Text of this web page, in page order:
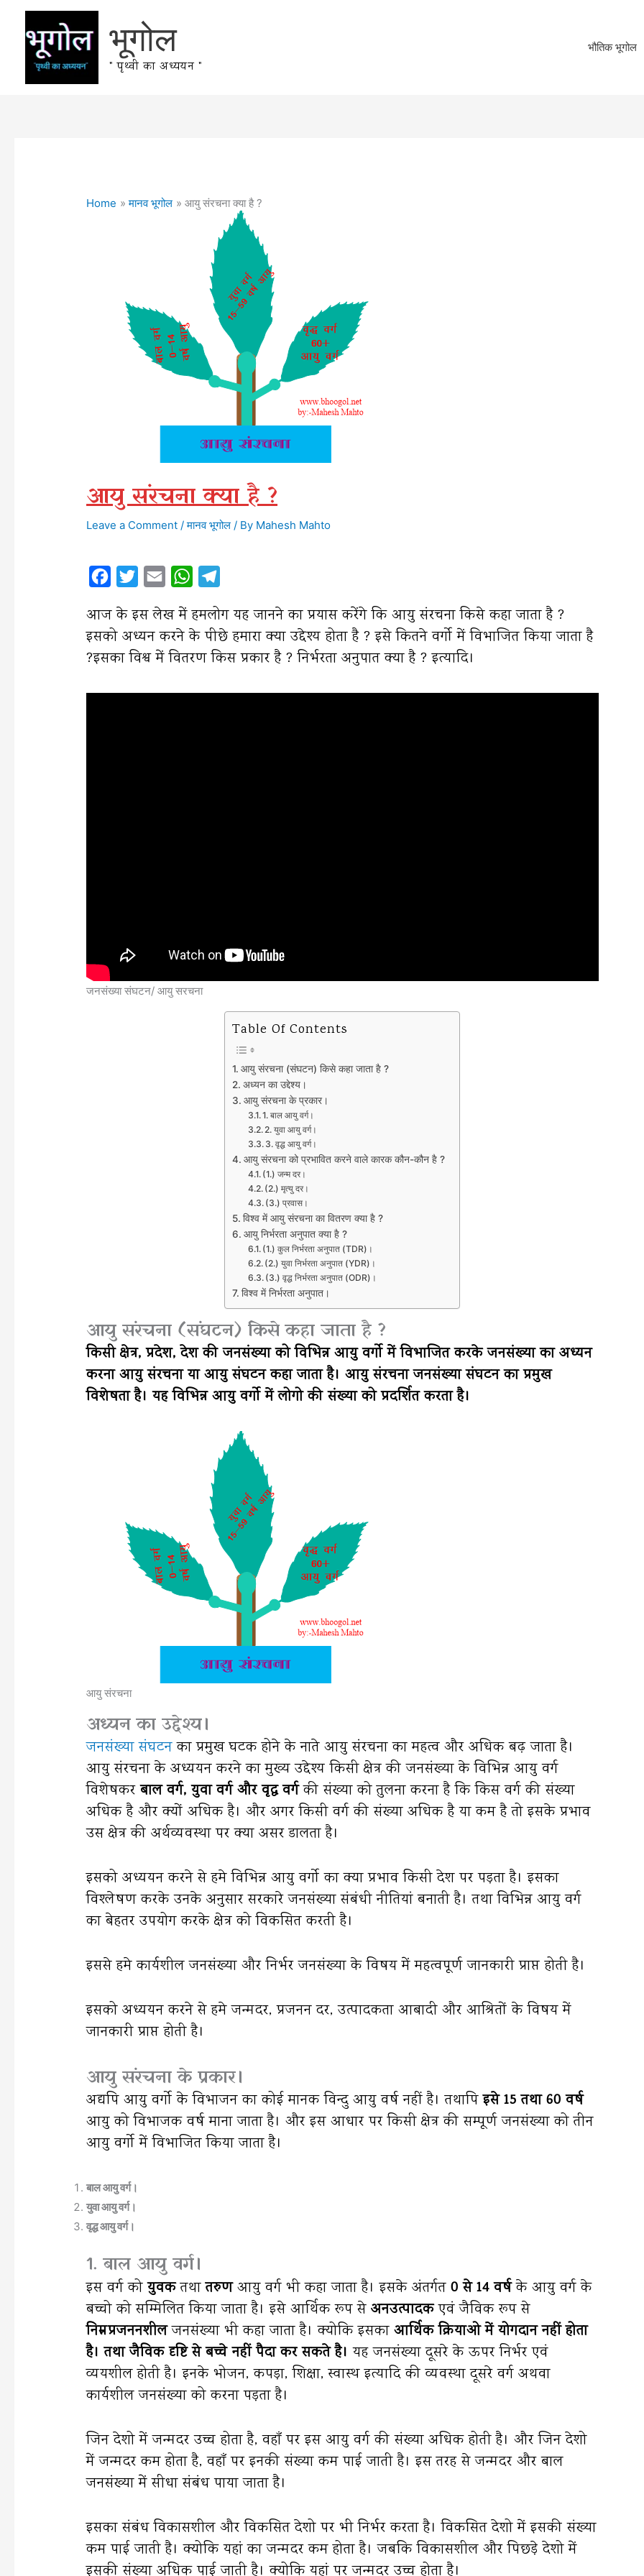
content
भूगोल
" पृथ्वी का अध्ययन "
भौतिक भूगोल
Home मानव भूगोल आयु संरचना क्या है ?
आयु संरचना क्या है ?
Leave a Comment /मानव भूगोल / By Mahesh Mahto
c
e
b
i
t
t
a
i
W
a
t
s
l
e
g
आज के इस लेख में हमलोग यह जानने का प्रयास करेंगे कि आयु संरचना किसे कहा जाता है ?
इसको अध्यन करने के पीछे हमारा क्या उद्देश्य होता है ? इसे कितने वर्गो में विभाजित किया जाता है
?इसका विश्व में वितरण किस प्रकार है ? निर्भरता अनुपात क्या है ? इत्यादि।
जनसंख्या संघटन/ आयु सरचना
Table Of Contents
आयु संरचना (संघटन) किसे कहा जाता है ?
अध्यन का उद्देश्य।
आयु संरचना के प्रकार।
1. बाल आयु वर्ग।
2. युवा आयु वर्ग।
3. वृद्ध आयु वर्ग।
आयु संरचना को प्रभावित करने वाले कारक कौन-कौन है ?
(1.) जन्म दर।
(2.) मृत्यु दर।
(3.) प्रवास।
विश्व में आयु संरचना का वितरण क्या है ?
आयु निर्भरता अनुपात क्या है ?
(1.) कुल निर्भरता अनुपात (TDR)।
(2.) युवा निर्भरता अनुपात (YDR)।
(3.) वृद्ध निर्भरता अनुपात (ODR)।
विश्व में निर्भरता अनुपात।
आयु संरचना (संघटन) किसे कहा जाता है ?
किसी क्षेत्र, प्रदेश, देश की जनसंख्या को विभिन्न आयु वर्गो में विभाजित करके जनसंख्या का अध्यन
करना आयु संरचना या आयु संघटन कहा जाता है। आयु संरचना जनसंख्या संघटन का प्रमुख
विशेषता है। यह विभिन्न आयु वर्गो में लोगो की संख्या को प्रदर्शित करता है।
आयु संरचना
अध्यन का उद्देश्य।
जनसंख्या संघटनका प्रमुख घटक होने के नाते आयु संरचना का महत्व और अधिक बढ़ जाता है।
आयु संरचना के अध्ययन करने का मुख्य उद्देश्य किसी क्षेत्र की जनसंख्या के विभिन्न आयु वर्ग
विशेषकरबाल वर्ग, युवा वर्ग और वृद्ध वर्गकी संख्या को तुलना करना है कि किस वर्ग की संख्या
अधिक है और क्यों अधिक है। और अगर किसी वर्ग की संख्या अधिक है या कम है तो इसके प्रभाव
उस क्षेत्र की अर्थव्यवस्था पर क्या असर डालता है।
इसको अध्ययन करने से हमे विभिन्न आयु वर्गो का क्या प्रभाव किसी देश पर पड़ता है। इसका
विश्लेषण करके उनके अनुसार सरकारे जनसंख्या संबंधी नीतियां बनाती है। तथा विभिन्न आयु वर्ग
का बेहतर उपयोग करके क्षेत्र को विकसित करती है।
इससे हमे कार्यशील जनसंख्या और निर्भर जनसंख्या के विषय में महत्वपूर्ण जानकारी प्राप्त होती है।
इसको अध्ययन करने से हमे जन्मदर, प्रजनन दर, उत्पादकता आबादी और आश्रितों के विषय में
जानकारी प्राप्त होती है।
आयु संरचना के प्रकार।
अद्यपि आयु वर्गो के विभाजन का कोई मानक विन्दु आयु वर्ष नहीं है। तथापिइसे 15 तथा 60 वर्ष
आयु को विभाजक वर्ष माना जाता है। और इस आधार पर किसी क्षेत्र की सम्पूर्ण जनसंख्या को तीन
आयु वर्गो में विभाजित किया जाता है।
बाल आयु वर्ग।
युवा आयु वर्ग।
वृद्ध आयु वर्ग।
1. बाल आयु वर्ग।
इस वर्ग कोयुवकतथातरुणआयु वर्ग भी कहा जाता है। इसके अंतर्गत 0 से 14 वर्षके आयु वर्ग के
बच्चो को सम्मिलित किया जाता है। इसे आर्थिक रूप से अनउत्पादकएवं जैविक रूप से
निम्नप्रजननशीलजनसंख्या भी कहा जाता है। क्योकि इसका आर्थिक क्रियाओ में योगदान नहीं होता
है। तथा जैविक दृष्टि से बच्चे नहीं पैदा कर सकते है। यह जनसंख्या दूसरे के ऊपर निर्भर एवं
व्ययशील होती है। इनके भोजन, कपड़ा, शिक्षा, स्वास्थ इत्यादि की व्यवस्था दूसरे वर्ग अथवा
कार्यशील जनसंख्या को करना पड़ता है।
जिन देशो में जन्मदर उच्च होता है, वहाँ पर इस आयु वर्ग की संख्या अधिक होती है। और जिन देशो
में जन्मदर कम होता है, वहाँ पर इनकी संख्या कम पाई जाती है। इस तरह से जन्मदर और बाल
जनसंख्या में सीधा संबंध पाया जाता है।
इसका संबंध विकासशील और विकसित देशो पर भी निर्भर करता है। विकसित देशो में इसकी संख्या
कम पाई जाती है। क्योकि यहां का जन्मदर कम होता है। जबकि विकासशील और पिछड़े देशो में
इसकी संख्या अधिक पाई जाती है। क्योकि यहां पर जन्मदर उच्च होता है।